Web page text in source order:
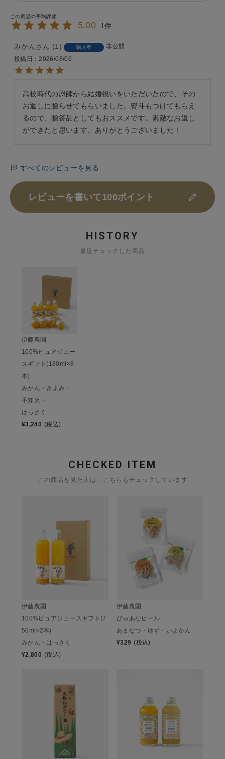
5.00 1
みかん 1 購入者
非公開
投稿日
2026/08/06
高校時代の恩師から結婚祝いをいただいたので、その
お返しに贈らせてもらいました。熨斗もつけてもらえ
るので、贈答品としてもおススメです。素敵なお返し
ができたと思います。ありがとうございました！
すべてのレビューを見る
レビューを書いて100ポイント
HISTORY
最近チェックした商品
伊藤農園
100%ピュアジュー
スギフト(180ml×8
本)
みかん・きよみ・
不知火・
はっさく
¥3,240 (税込)
CHECKED ITEM
この商品を見た人は、こちらもチェックしています
伊藤農園
100%ピュアジュースギフト(7
50ml×2本)
みかん・はっさく
¥2,800 (税込)
伊藤農園
ぴゅあなピール
あまなつ・ゆず・いよかん
¥329 (税込)